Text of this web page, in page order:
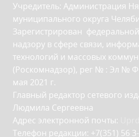
Учредитель: Администрация
муниципального округа
Зарегистрирован
надзору в сфере связи,
технологий и массовых
(Роскомнадзор), рег № : Эл №
мая 2021 г.
Главный редактор сетевого
Людмила Сергеевна
Адрес электронной почты:
Телефон редакции: +7(351) 56